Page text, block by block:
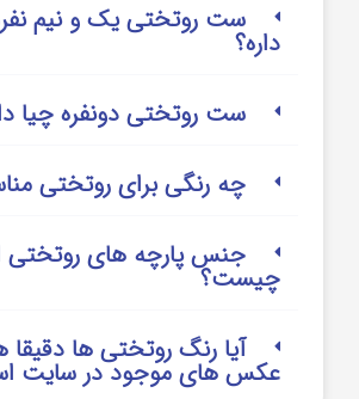
ست روتختی یک و نیم
داره؟
ست روتختی دونفره چیا
چه رنگی برای روتختی
جنس پارچه های روتختی
چیست؟
آیا رنگ روتختی ها دقیقا
عکس های موجود در سایت